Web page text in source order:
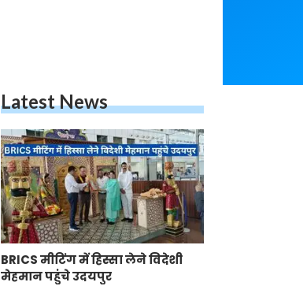
Latest News
BRICS मीटिंग में हिस्सा लेने विदेशी
मेहमान पहुंचे उदयपुर